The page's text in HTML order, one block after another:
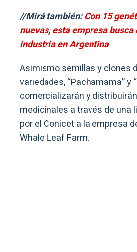
//Mirá también:Con 15
nuevas, esta empresa busca
industria en Argentina
Asimismo semillas y clones
variedades, “Pachamama” y
comercializarán y
medicinales a través de una
por el Conicet a la empresa
Whale Leaf Farm.